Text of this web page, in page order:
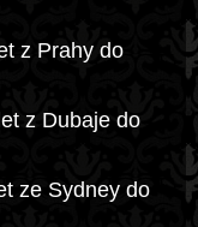
z Prahy do
z Dubaje do
ze Sydney do